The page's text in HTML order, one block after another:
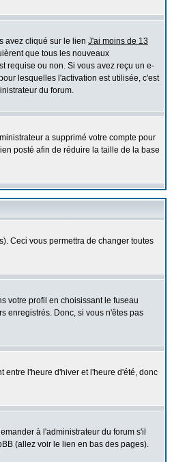
avez cliqué sur le lien J'ai moins de 13
que tous les nouveaux
requise ou non. Si vous avez reçu un e-
lesquelles l'activation est utilisée, c'est
du forum.
a supprimé votre compte pour
posté afin de réduire la taille de la base
Ceci vous permettra de changer toutes
votre profil en choisissant le fuseau
enregistrés. Donc, si vous n'êtes pas
entre l'heure d'hiver et l'heure d'été, donc
à l'administrateur du forum s'il
(allez voir le lien en bas des pages).